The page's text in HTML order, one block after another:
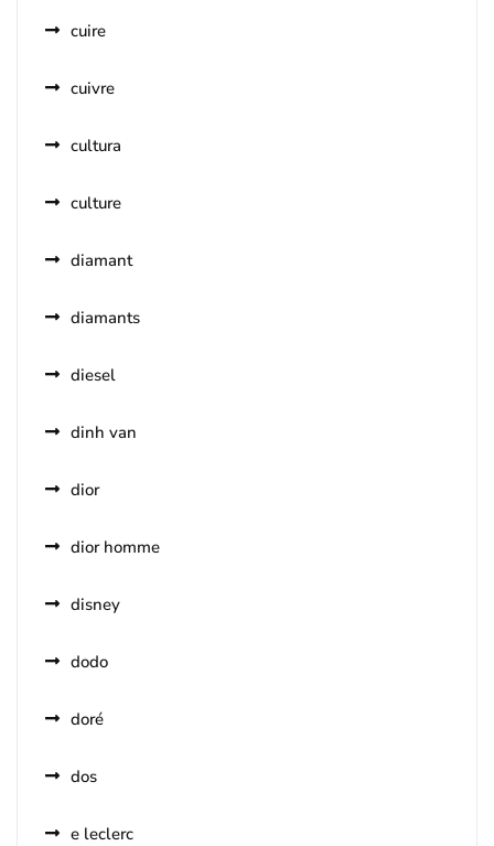
cuire
cuivre
cultura
culture
diamant
diamants
diesel
dinh van
dior
dior homme
disney
dodo
doré
dos
e leclerc